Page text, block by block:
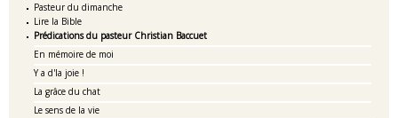
Pasteur du dimanche
Lire la Bible
Prédications du pasteur Christian Baccuet
En mémoire de moi
Y a d'la joie !
La grâce du chat
Le sens de la vie